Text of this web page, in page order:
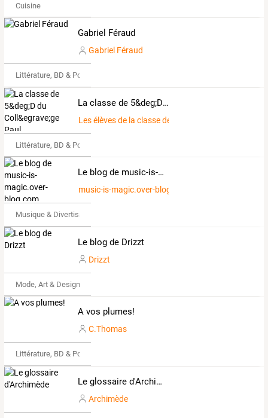
Cuisine
Gabriel Féraud
Gabriel Féraud
Littérature, BD & Poésie
La classe de 5&deg;D du Coll&egrave;ge Paul Gi&eacute;ra, Avignon
Les élèves de la classe de 5°D du Collège Paul Gié
Littérature, BD & Poésie
Le blog de music-is-magic.over-blog.com
music-is-magic.over-blog.com
Musique & Divertissements
Le blog de Drizzt
Drizzt
Mode, Art & Design
A vos plumes!
C.Thomas
Littérature, BD & Poésie
Le glossaire d'Archimède
Archimède